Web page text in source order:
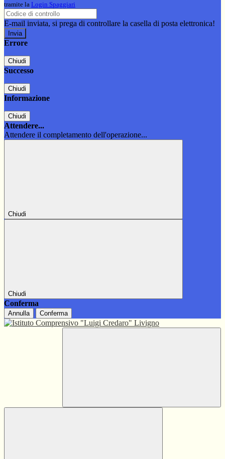
tramite la Login Spaggiari
E-mail inviata, si prega di controllare la casella di posta elettronica!
Errore
Chiudi
Successo
Chiudi
Informazione
Chiudi
Attendere...
Attendere il completamento dell'operazione...
Chiudi
Chiudi
Conferma
Annulla Conferma